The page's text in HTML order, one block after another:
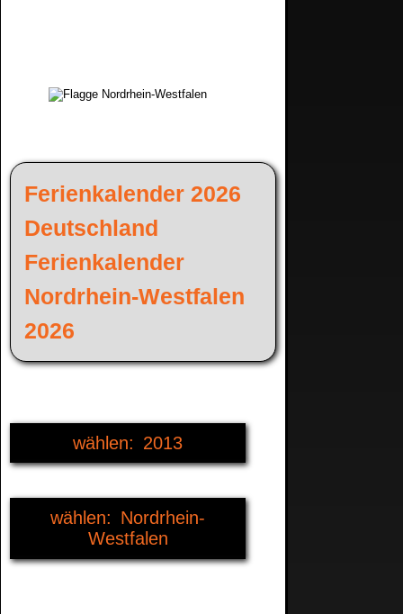
Ferienkalender 2026
Deutschland
Ferienkalender
Nordrhein-Westfalen
2026
2013
2010
2011
Nordrhein-
Westfalen